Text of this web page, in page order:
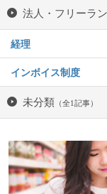
法人・フリーラ
経理
インボイス制度
未分類 （全1記事）